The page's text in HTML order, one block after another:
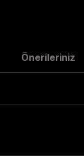
Önerileriniz